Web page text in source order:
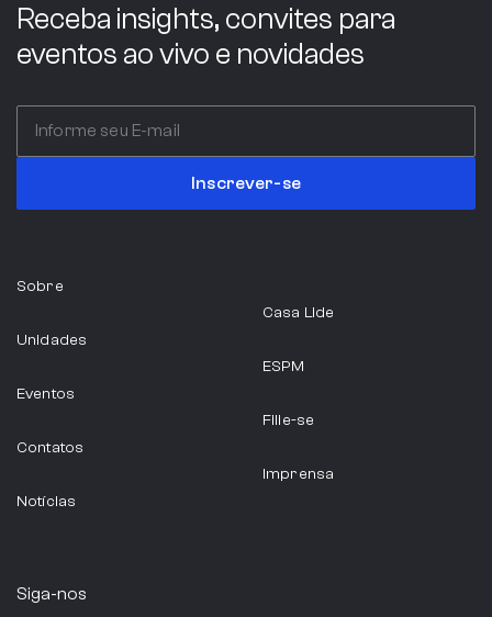
ABC COMPANY
Itália
ABIA
São Paulo
Receba insights, convites para
eventos ao vivo e novidades
Inscrever-se
Sobre
Unidades
Eventos
Contatos
Notícias
Casa Lide
ESPM
Filie-se
Imprensa
Siga-nos